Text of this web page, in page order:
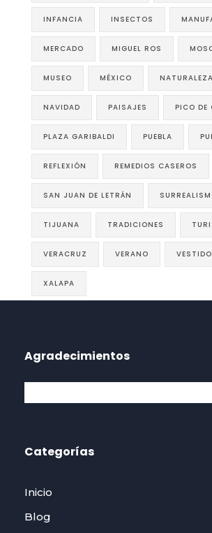
INFANCIA INSECTOS
MERCADO MIGUEL ROS
MUSEO MÉXICO NATURALEZA
NAVIDAD PAISAJES PICO DE
PLAZA GARIBALDI PUEBLA
REFLEXIÓN REMEDIOS CASEROS
SAN JUAN DE LETRÁN
TIJUANA TRADICIONES
VERACRUZ VERANO
XALAPA
Agradecimientos
Categorías
Inicio
Blog